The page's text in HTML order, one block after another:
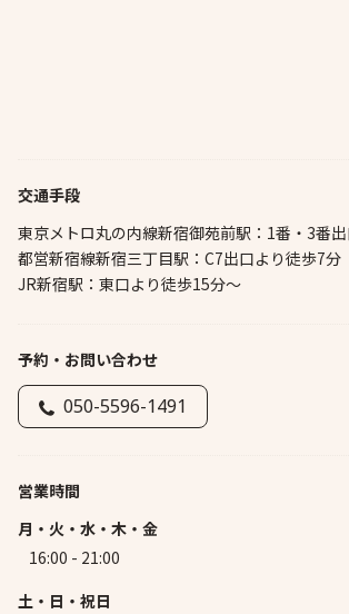
交通手段
東京メトロ丸の内線新宿御苑前駅：1番・3番
都営新宿線新宿三丁目駅：C7出口より徒歩7分
JR新宿駅：東口より徒歩15分～
予約・お問い合わせ
050-5596-1491
営業時間
月・火・水・木・金
16:00 - 21:00
土・日・祝日